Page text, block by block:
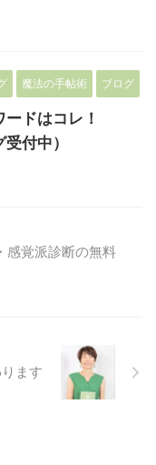
魔法の手帖術 ブログ
ドはコレ！
付中）
感覚派診断の無料
ます